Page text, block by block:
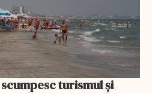
turismul și